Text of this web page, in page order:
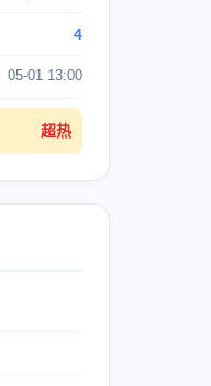
4
05-01 13:00
超热